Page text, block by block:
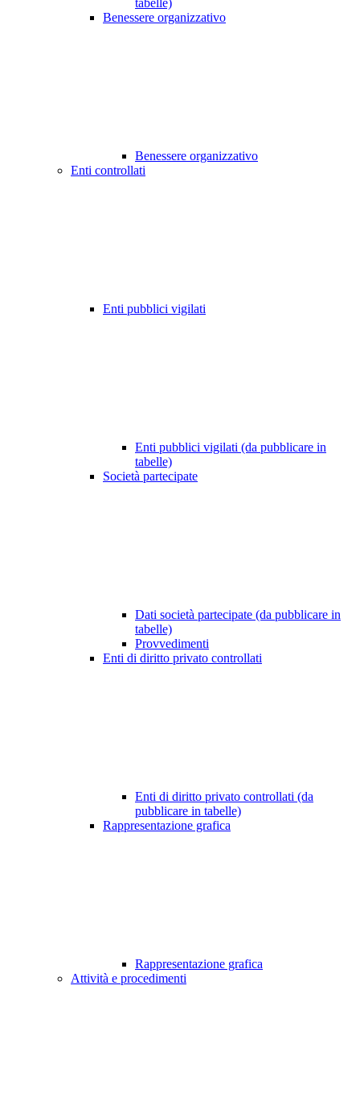
tabelle)
Benessere organizzativo
Benessere organizzativo
Enti controllati
Enti pubblici vigilati
Enti pubblici vigilati (da pubblicare in
tabelle)
Società partecipate
Dati società partecipate (da pubblicare in
tabelle)
Provvedimenti
Enti di diritto privato controllati
Enti di diritto privato controllati (da
pubblicare in tabelle)
Rappresentazione grafica
Rappresentazione grafica
Attività e procedimenti